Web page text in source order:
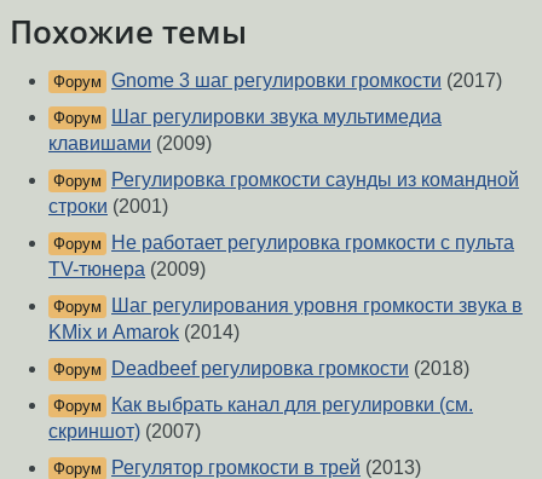
Похожие темы
Форум Gnome 3 шаг регулировки громкости (2017)
Форум
Шаг регулировки звука мультимедиа
клавишами (2009)
Форум
Регулировка громкости саунды из командной
строки (2001)
Форум
Не работает регулировка громкости с пульта
TV-тюнера (2009)
Форум
Шаг регулирования уровня громкости звука в
KMix и Amarok (2014)
Форум Deadbeef регулировка громкости (2018)
Форум
Как выбрать канал для регулировки (см.
скриншот) (2007)
Форум Регулятор громкости в трей (2013)